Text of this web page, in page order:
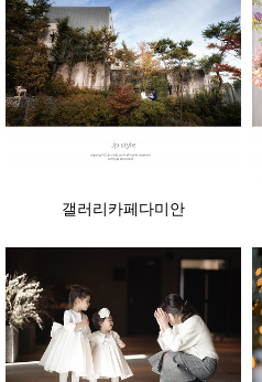
갤러리카페다미안